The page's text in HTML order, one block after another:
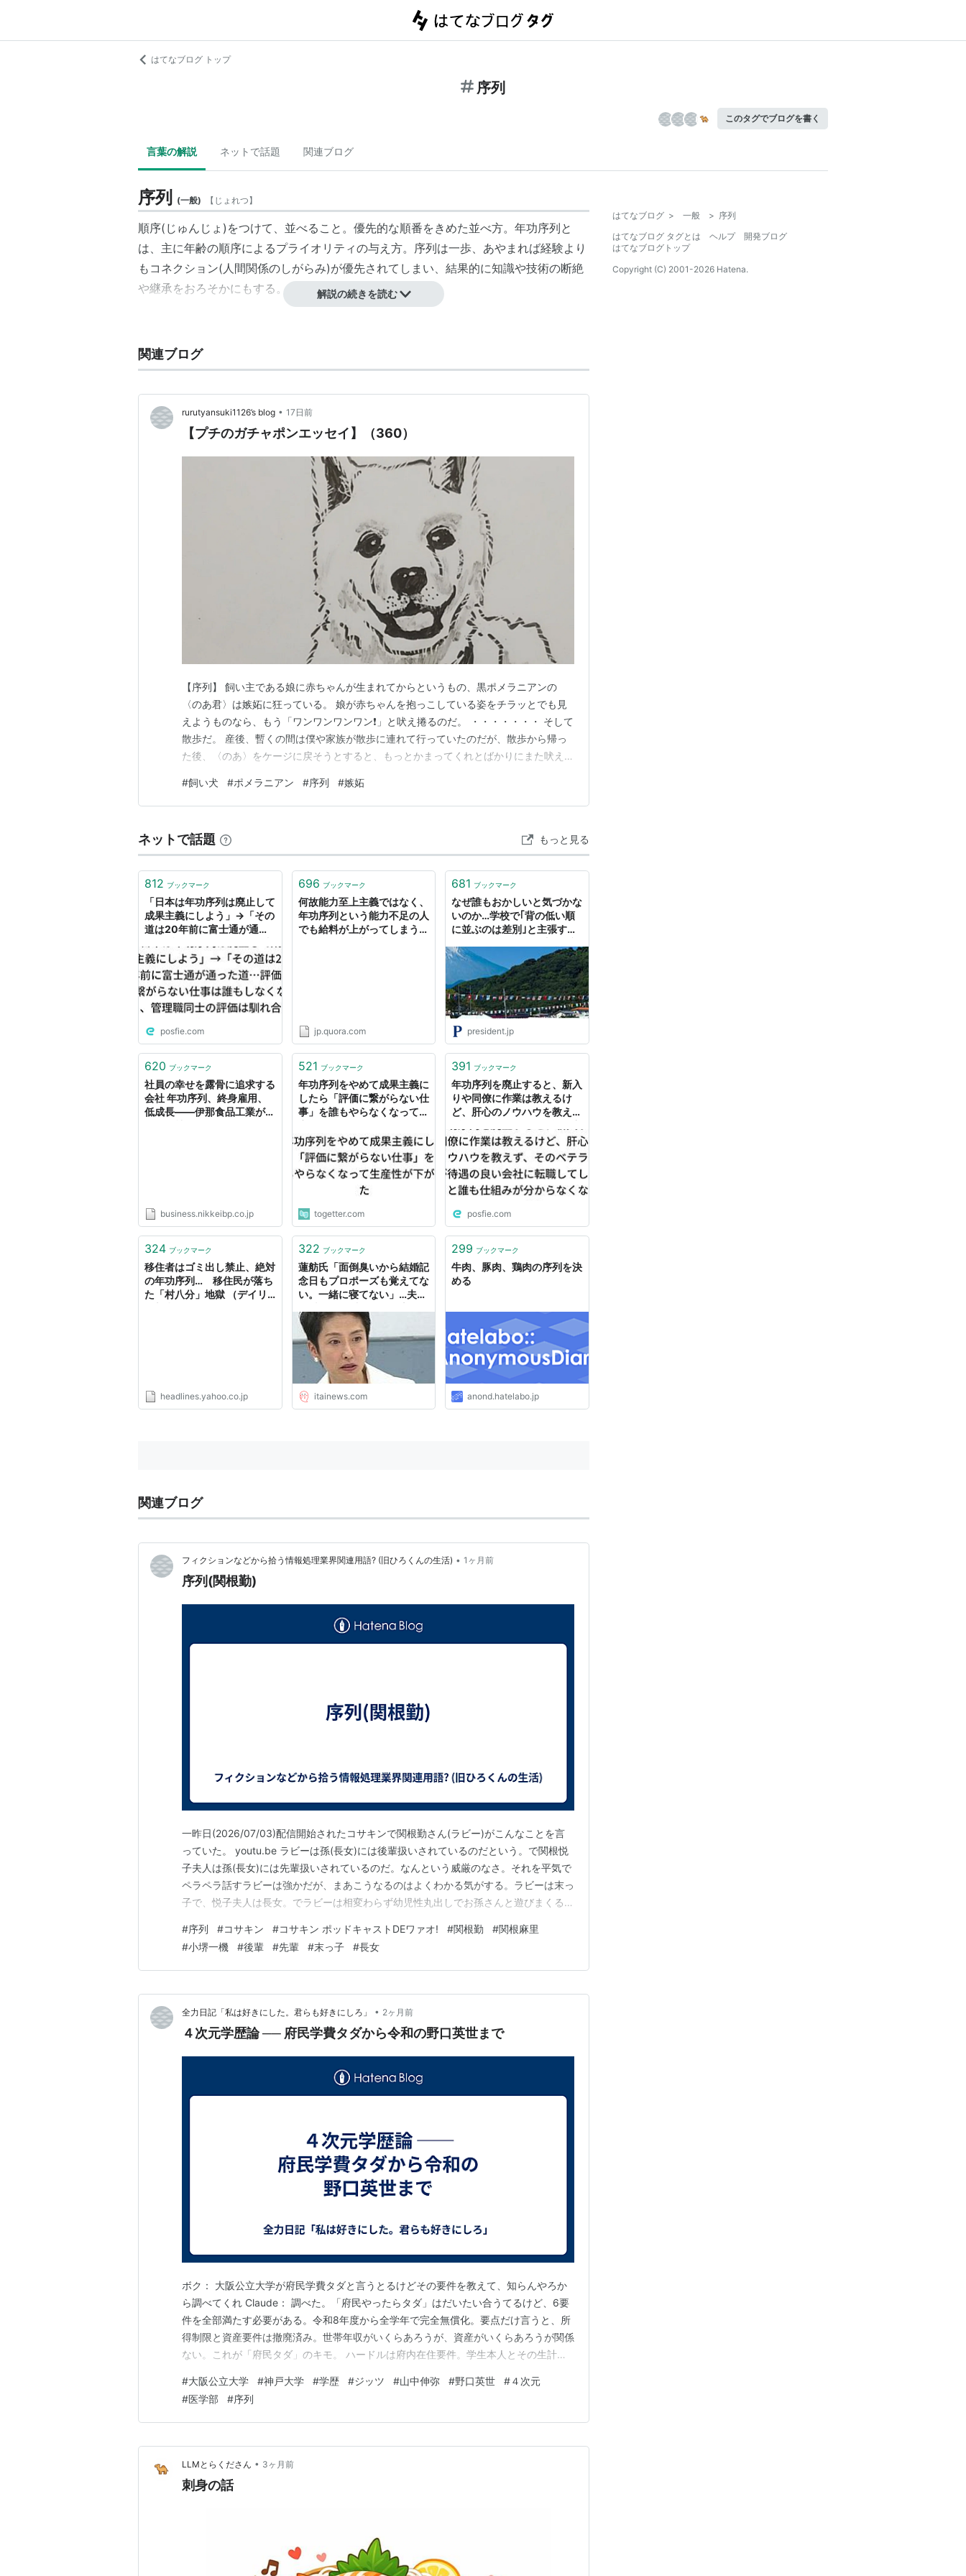
はてなブログ トップ
序列
このタグでブログを書く
言葉の解説 ネットで話題 関連ブログ
序列 (一般) 【 じょれつ】
順序(じゅんじょ)をつけて、並べること。優先的な順番をきめた並べ方。年功序列と
は、主に年齢の順序によるプライオリティの与え方。序列は一歩、あやまれば経験より
もコネクション(人間関係のしがらみ)が優先されてしまい、結果的に知識や技術の断絶
や継承をおろそかにもする。
解説の続きを読む
関連ブログ
rurutyansuki1126’s blog • 17日前
【プチのガチャポンエッセイ】（360）
【序列】 飼い主である娘に赤ちゃんが生まれてからというもの、黒ポメラニアンの
〈のあ君〉は嫉妬に狂っている。 娘が赤ちゃんを抱っこしている姿をチラッとでも見
えようものなら、もう「ワンワンワンワン❗️」と吠え捲るのだ。 ・・・・・・・ そして
散歩だ。 産後、暫くの間は僕や家族が散歩に連れて行っていたのだが、散歩から帰っ
た後、〈のあ〉をケージに戻そうとすると、もっとかまってくれとばかりにまた吠え
散歩に連れて行ったのだ。そして帰って来てケージに戻したのだが「ワン❗️」とも吠え
ない。 犬は人間に序列をつけるとは聞いてはいたが、…
#飼い犬 #ポメラニアン #序列 #嫉妬
ネットで話題 もっと見る
812 ブックマーク
「日本は年功序列は廃止して
成果主義にしよう」→「その
道は20年前に富士通が通っ
は誰もしなくなり、管理職同
士の評価は馴れ合いにな
り…」
posfie.com
696 ブックマーク
何故能力至上主義ではなく、
年功序列という能力不足の人
でも給料が上がってしまうシ
jp.quora.com
681 ブックマーク
なぜ誰もおかしいと気づかな
いのか…学校で｢背の低い順
に並ぶのは差別｣と主張する
小さい人と一番大きい人を確
定して"序列"を視覚化する罪
president.jp
620 ブックマーク
社員の幸せを露骨に追求する
会社 年功序列、終身雇用、
低成長——伊那食品工業が問
business.nikkeibp.co.jp
521 ブックマーク
年功序列をやめて成果主義に
したら「評価に繋がらない仕
事」を誰もやらなくなって生
togetter.com
391 ブックマーク
年功序列を廃止すると、新入
りや同僚に作業は教えるけ
ど、肝心のノウハウを教え
い会社に転職してしまうと誰
も仕組みが分からなくなると
いう話
posfie.com
324 ブックマーク
移住者はゴミ出し禁止、絶対
の年功序列… 移住民が落ち
た「村八分」地獄 （デイリ
headlines.yahoo.co.jp
322 ブックマーク
蓮舫氏「面倒臭いから結婚記
念日もプロポーズも覚えてな
い。一緒に寝てない」…夫を
植物以下 : 痛いニュース(ﾉ
∀`)
itainews.com
299 ブックマーク
牛肉、豚肉、鶏肉の序列を決
める
anond.hatelabo.jp
関連ブログ
フィクションなどから拾う情報処理業界関連用語? (旧ひろくんの生活) • 1ヶ月前
序列(関根勤)
一昨日(2026/07/03)配信開始されたコサキンで関根勤さん(ラビー)がこんなことを言
っていた。 youtu.be ラビーは孫(長女)には後輩扱いされているのだという。で関根悦
子夫人は孫(長女)には先輩扱いされているのだ。なんという威厳のなさ。それを平気で
ペラペラ話すラビーは強かだが、まあこうなるのはよくわかる気がする。ラビーは末っ
子で、悦子夫人は長女。でラビーは相変わらず幼児性丸出しでお孫さんと遊びまくるの
行(?)をお孫さんが悦子夫人に言いつける事もあるらしい。 そしてラビーはお孫さんの
オモチャにされている状態…
#序列 #コサキン #コサキン ポッドキャストDEワァオ! #関根勤 #関根麻里
#小堺一機 #後輩 #先輩 #末っ子 #長女
全力日記「私は好きにした。君らも好きにしろ」 • 2ヶ月前
４次元学歴論 ── 府民学費タダから令和の野口英世まで
ボク： 大阪公立大学が府民学費タダと言うとるけどその要件を教えて、知らんやろか
ら調べてくれ Claude： 調べた。「府民やったらタダ」はだいたい合うてるけど、6要
件を全部満たす必要がある。令和8年度から全学年で完全無償化。要点だけ言うと、所
得制限と資産要件は撤廃済み。世帯年収がいくらあろうが、資産がいくらあろうが関係
ない。これが「府民タダ」のキモ。 ハードルは府内在住要件。学生本人とその生計維
票で確認・判断。実質「府内に3年以上住んでる家庭の子で、普通に勉強して標準年限
で卒業できる学生なら、年収・資産無関係でタダ」…
#大阪公立大学 #神戸大学 #学歴 #ジッツ #山中伸弥 #野口英世 #４次元
#医学部 #序列
LLMとらくださん • 3ヶ月前
刺身の話
はてなブログ > 一般 > 序列
はてなブログ タグとは
ヘルプ
開発ブログ
はてなブログトップ
Copyright (C) 2001-2026 Hatena.